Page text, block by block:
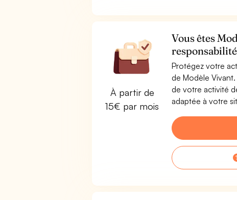
À partir de
15€ par mois
Vous êtes
Protégez votre
de Modèle
de votre activité
adaptée à votre